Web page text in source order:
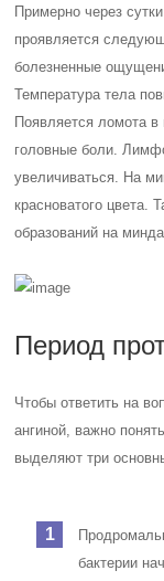
Примерно через
проявляется
болезненные
Температура тела
Появляется ломота
головные боли.
увеличиваться. На
красноватого цвета.
образований на
Период
Чтобы ответить на
ангиной, важно
выделяют три
бактерии